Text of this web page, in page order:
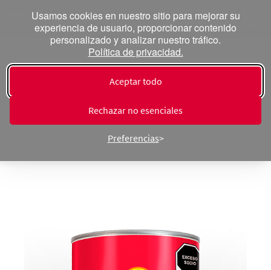
Usamos cookies en nuestro sitio para mejorar su
experiencia de usuario, proporcionar contenido
personalizado y analizar nuestro tráfico.
Política de privacidad.
Aceptar todo
Rechazar no esenciales
Preferencias